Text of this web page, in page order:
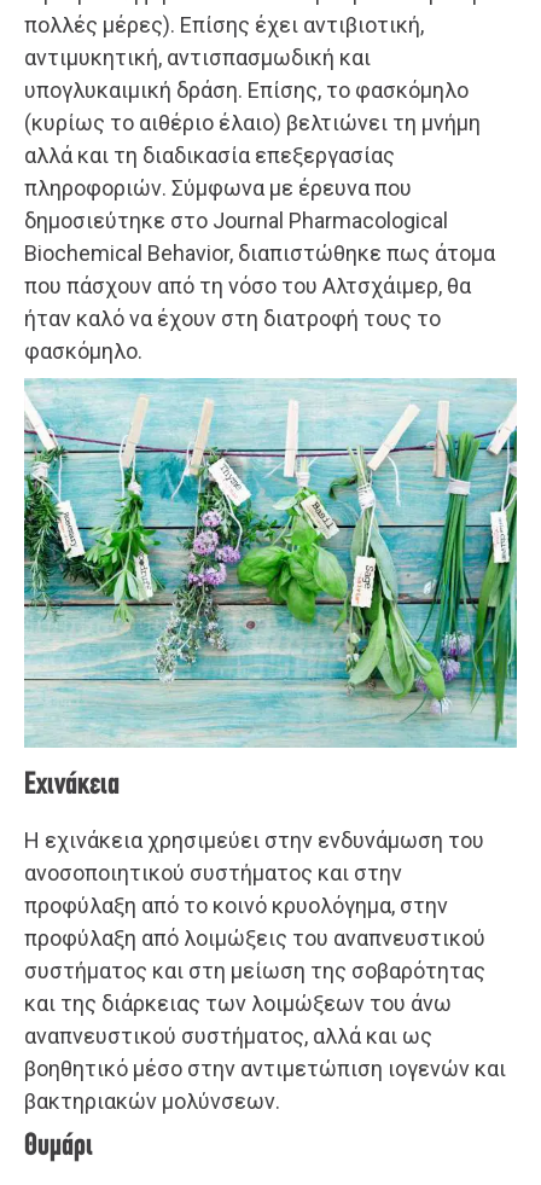
πολλές μέρες). Επίσης έχει αντιβιοτική,
αντιμυκητική, αντισπασμωδική και
υπογλυκαιμική δράση. Επίσης, το φασκόμηλο
(κυρίως το αιθέριο έλαιο) βελτιώνει τη μνήμη
αλλά και τη διαδικασία επεξεργασίας
πληροφοριών. Σύμφωνα με έρευνα που
δημοσιεύτηκε στο Journal Pharmacological
Biochemical Behavior, διαπιστώθηκε πως άτομα
που πάσχουν από τη νόσο του Αλτσχάιμερ, θα
ήταν καλό να έχουν στη διατροφή τους το
φασκόμηλο.
Εχινάκεια
Η εχινάκεια χρησιμεύει στην ενδυνάμωση του
ανοσοποιητικού συστήματος και στην
προφύλαξη από το κοινό κρυολόγημα, στην
προφύλαξη από λοιμώξεις του αναπνευστικού
συστήματος και στη μείωση της σοβαρότητας
και της διάρκειας των λοιμώξεων του άνω
αναπνευστικού συστήματος, αλλά και ως
βοηθητικό μέσο στην αντιμετώπιση ιογενών και
βακτηριακών μολύνσεων.
Θυμάρι